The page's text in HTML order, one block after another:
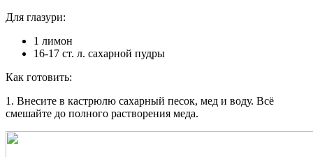
Для глазури:
1 лимон
16-17 ст. л. сахарной пудры
Как готовить:
1. Внесите в кастрюлю сахарный песок, мед и воду. Всё
смешайте до полного растворения меда.